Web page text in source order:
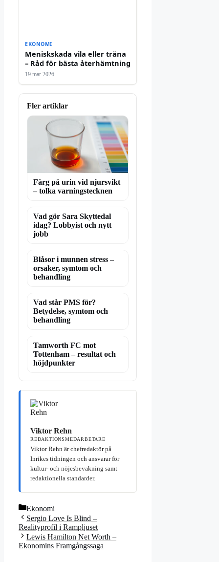
EKONOMI
Meniskskada vila eller träna
– Råd för bästa återhämtning
19 mar 2026
Fler artiklar
Färg på urin vid njursvikt
– tolka varningstecknen
Vad gör Sara Skyttedal
idag? Lobbyist och nytt
jobb
Blåsor i munnen stress –
orsaker, symtom och
behandling
Vad står PMS för?
Betydelse, symtom och
behandling
Tamworth FC mot
Tottenham – resultat och
höjdpunkter
Viktor Rehn
REDAKTIONSMEDARBETARE
Viktor Rehn är chefredaktör på
Inrikes tidningen och ansvarar för
kultur- och nöjesbevakning samt
redaktionella standarder.
Kategorier
Ekonomi
Sergio Love Is Blind –
Realityprofil i Rampljuset
Lewis Hamilton Net Worth –
Ekonomins Framgångssaga